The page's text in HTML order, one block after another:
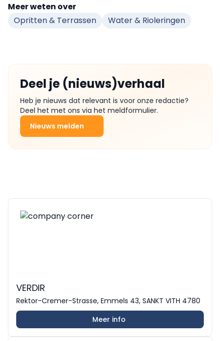
Meer weten over
Opritten & Terrassen
Water & Rioleringen
Deel je (nieuws)verhaal
Heb je nieuws dat relevant is voor onze redactie?
Deel het met ons via het meldformulier.
Nieuws melden
VERDIR
Rektor-Cremer-Strasse, Emmels 43, SANKT VITH 4780
Meer info